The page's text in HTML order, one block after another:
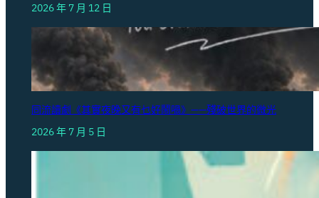
2026 年 7 月 12 日
同流讀劇《其實夜晚又有乜好鬧喎》——殘破世界的微光
2026 年 7 月 5 日